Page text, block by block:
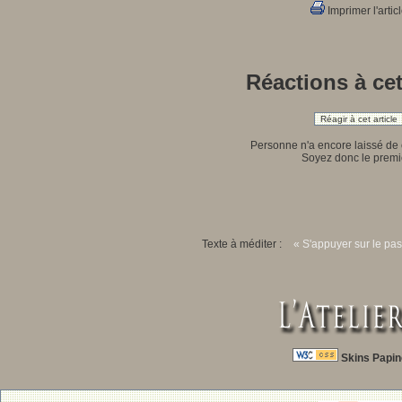
Imprimer
Réactions à
Réagir à cet article
Personne n'a encore laissé de
Soyez donc le
Texte à méditer : « S'appuyer sur le
Skins